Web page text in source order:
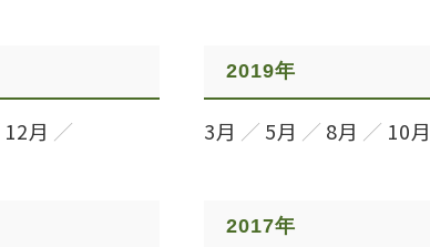
12月
2019年
3月 5月 8月 10
2017年